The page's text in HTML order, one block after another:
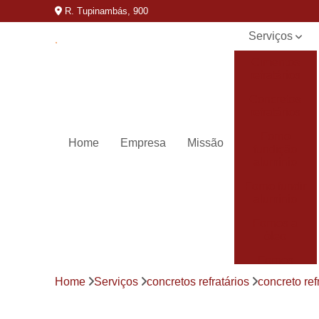
R. Tupinambás, 900
Home Empresa Missão
Serviços
Home Serviços concretos refratários concreto